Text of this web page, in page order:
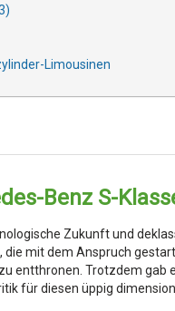
Limousinen
Benz S-
Zukunft und
die mit dem Anspruch
entthronen. Trotzdem gab
für diesen üppig